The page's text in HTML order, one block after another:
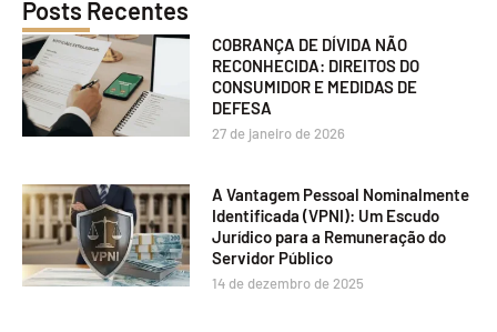
Posts Recentes
COBRANÇA DE DÍVIDA NÃO
RECONHECIDA: DIREITOS DO
CONSUMIDOR E MEDIDAS DE
DEFESA
27 de janeiro de 2026
A Vantagem Pessoal Nominalmente
Identificada (VPNI): Um Escudo
Jurídico para a Remuneração do
Servidor Público
14 de dezembro de 2025